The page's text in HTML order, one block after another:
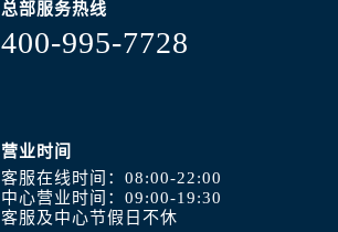
总部服务热线
400-995-7728
营业时间
客服在线时间：08:00-22:00
中心营业时间：09:00-19:30
客服及中心节假日不休